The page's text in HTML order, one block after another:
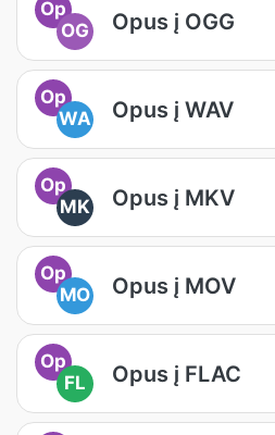
Op
OG
Opus į OGG
Op
WA
Opus į WAV
Op
MK
Opus į MKV
Op
MO
Opus į MOV
Op
FL
Opus į FLAC